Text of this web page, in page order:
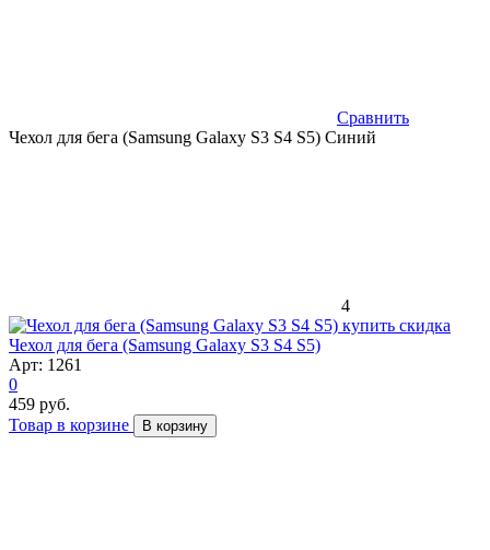
Сравнить
Чехол для бега (Samsung Galaxy S3 S4 S5) Синий
4
скидка
Чехол для бега (Samsung Galaxy S3 S4 S5)
Арт: 1261
0
459 руб.
Товар в корзине
В корзину